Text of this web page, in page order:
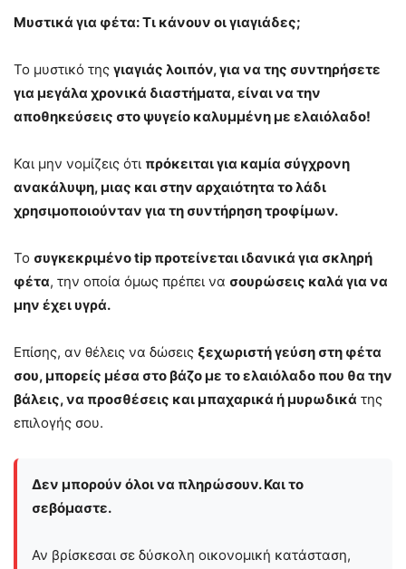
Μυστικά για φέτα: Τι κάνουν οι γιαγιάδες;
Το μυστικό της γιαγιάς λοιπόν, για να της συντηρήσετε
για μεγάλα χρονικά διαστήματα, είναι να την
αποθηκεύσεις στο ψυγείο καλυμμένη με ελαιόλαδο!
Και μην νομίζεις ότι πρόκειται για καμία σύγχρονη
ανακάλυψη, μιας και στην αρχαιότητα το λάδι
χρησιμοποιούνταν για τη συντήρηση τροφίμων.
Το συγκεκριμένο tip προτείνεται ιδανικά για σκληρή
φέτα, την οποία όμως πρέπει να σουρώσεις καλά για να
μην έχει υγρά.
Επίσης, αν θέλεις να δώσεις ξεχωριστή γεύση στη φέτα
σου, μπορείς μέσα στο βάζο με το ελαιόλαδο που θα την
βάλεις, να προσθέσεις και μπαχαρικά ή μυρωδικά της
επιλογής σου.
Δεν μπορούν όλοι να πληρώσουν. Και το
σεβόμαστε.
Αν βρίσκεσαι σε δύσκολη οικονομική κατάσταση,